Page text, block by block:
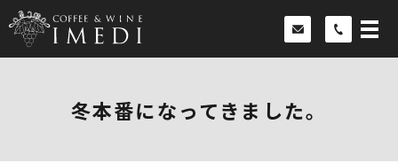
冬本番になってきました。